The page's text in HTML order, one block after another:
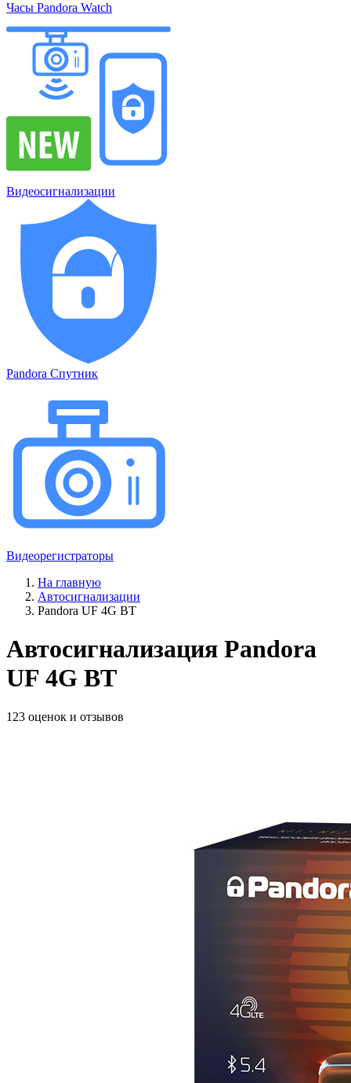
Часы Pandora Watch
Видеосигнализации
Pandora Спутник
Видеорегистраторы
На главную
Автосигнализации
Pandora UF 4G BT
Автосигнализация Pandora
UF 4G BT
123 оценок и отзывов